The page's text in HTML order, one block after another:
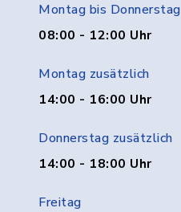
Montag bis Donnerstag
08:00 - 12:00 Uhr
Montag zusätzlich
14:00 - 16:00 Uhr
Donnerstag zusätzlich
14:00 - 18:00 Uhr
Freitag